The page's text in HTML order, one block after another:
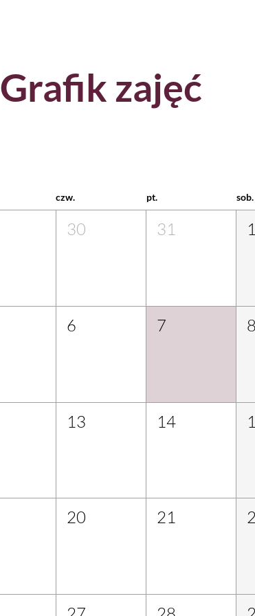
Grafik zajęć
czw. pt. sob.
30 31 1
6 7 8
13 14
20 21